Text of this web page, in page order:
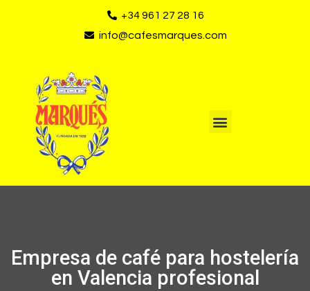
+34 961 27 28 16
info@cafesmarques.com
Empresa de café para hostelería
en Valencia profesional